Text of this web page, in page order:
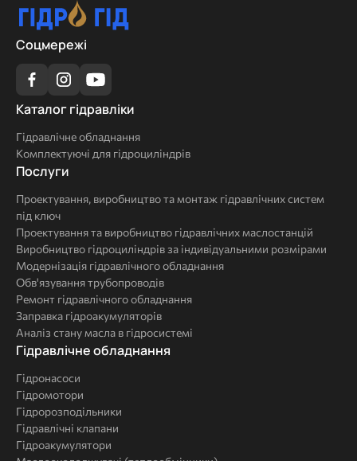
Соцмережі
Каталог
Каталог гідравліки
Гідравлічне обладнання
Комплектуючі для гідроциліндрів
Послуги
Послуги
Проектування, виробництво та монтаж гідравлічних систем
під ключ
Проектування та виробництво гідравлічних маслостанцій
Виробництво гідроциліндрів за індивідуальними розмірами
Модернізація гідравлічного обладнання
Обв'язування трубопроводів
Ремонт гідравлічного обладнання
Заправка гідроакумуляторів
Аналіз стану масла в гідросистемі
Комплексні
Гідравлічне обладнання
Гідронасоси
Гідромотори
Гідророзподільники
Гідравлічні клапани
Гідроакумулятори